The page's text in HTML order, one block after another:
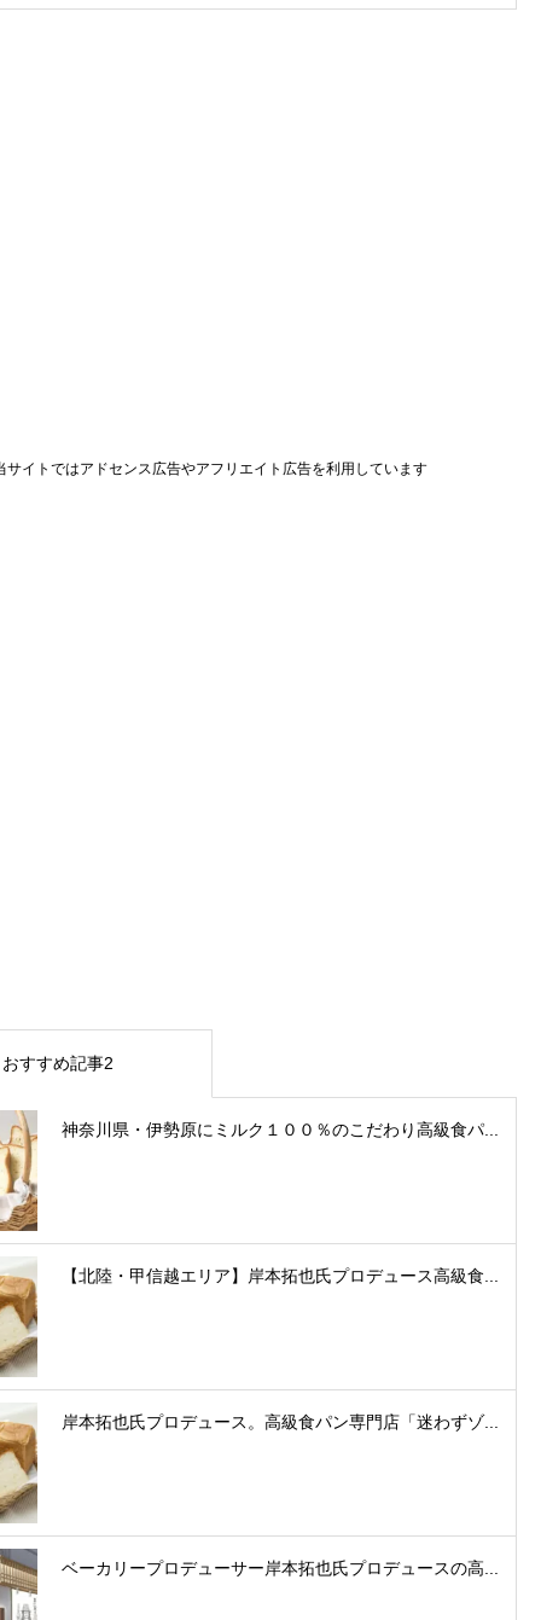
サイトではアドセンス広告やアフリエイト広告を利用しています
おすすめ記事2
神奈川県・伊勢原にミルク１００％のこだわり高級食パ...
【北陸・甲信越エリア】岸本拓也氏プロデュース高級食...
岸本拓也氏プロデュース。高級食パン専門店「迷わずゾ...
ベーカリープロデューサー岸本拓也氏プロデュースの高...